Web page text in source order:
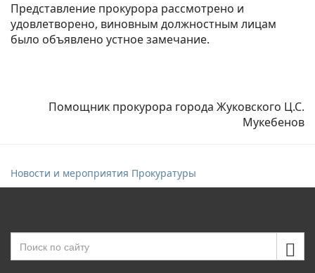
Представление прокурора рассмотрено и
удовлетворено, виновным должностным лицам
было объявлено устное замечание.
Помощник прокурора города Жуковского Ц.С.
Мукебенов
Новости и мероприятия Прокуратуры